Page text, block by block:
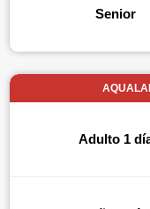
Senior
Adulto 1